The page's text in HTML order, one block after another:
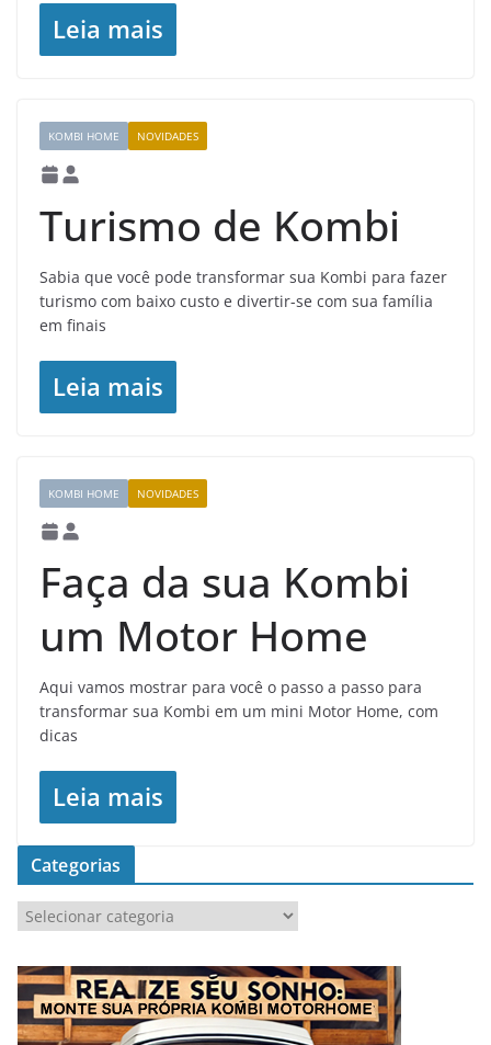
Leia mais
KOMBI HOME NOVIDADES
Turismo de Kombi
Sabia que você pode transformar sua Kombi para fazer
turismo com baixo custo e divertir-se com sua família
em finais
Leia mais
KOMBI HOME NOVIDADES
Faça da sua Kombi
um Motor Home
Aqui vamos mostrar para você o passo a passo para
transformar sua Kombi em um mini Motor Home, com
dicas
Leia mais
Categorias
a
e
g
o